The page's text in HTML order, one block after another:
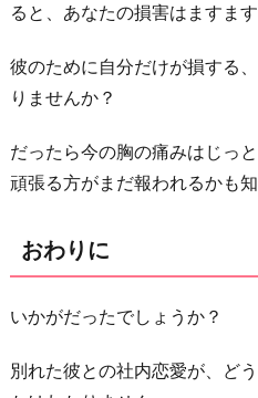
ると、あなたの損害はますま
彼のために自分だけが損する
りませんか？
だったら今の胸の痛みはじっ
頑張る方がまだ報われるかも知
おわりに
いかがだったでしょうか？
別れた彼との社内恋愛が、ど